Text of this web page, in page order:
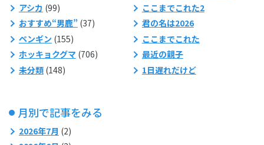
アシカ (99)
おすすめ“男鹿”(37)
ペンギン (155)
ホッキョクグマ (706)
未分類(148)
ここまでこれた2
君の名は2026
ここまでこれた
最近の親子
1日遅れだけど
月別で記事をみる
2026年7月 (2)